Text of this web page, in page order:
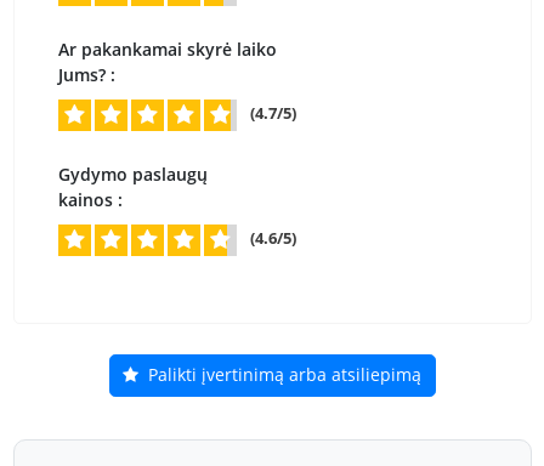
Ar pakankamai skyrė laiko
Jums? :
(4.7/5)
Gydymo paslaugų
kainos :
(4.6/5)
Palikti įvertinimą arba atsiliepimą